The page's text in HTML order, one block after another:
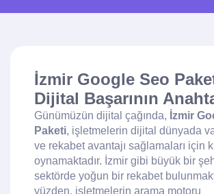
İzmir Google Seo
Dijital Başarının
Günümüzün dijital çağında, İzmir
Paketi, işletmelerin dijital dünyada
ve rekabet avantajı sağlamaları için
oynamaktadır. İzmir gibi büyük bir
sektörde yoğun bir rekabet
yüzden, işletmelerin arama motoru